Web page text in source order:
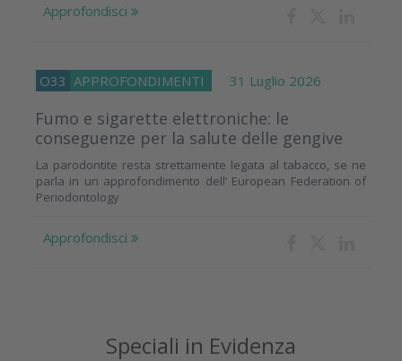
Approfondisci
O33 APPROFONDIMENTI 31 Luglio 2026
Fumo e sigarette elettroniche: le
conseguenze per la salute delle gengive
La parodontite resta strettamente legata al tabacco, se ne
parla in un approfondimento dell’ European Federation of
Periodontology
Approfondisci
Speciali in Evidenza